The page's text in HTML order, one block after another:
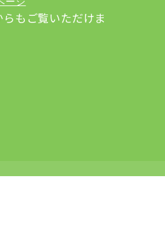
もご覧いただけま